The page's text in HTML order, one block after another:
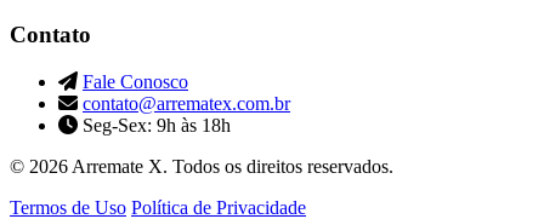
Contato
Fale Conosco
contato@arrematex.com.br
Seg-Sex: 9h às 18h
© 2026 Arremate X. Todos os direitos reservados.
Termos de Uso Política de Privacidade